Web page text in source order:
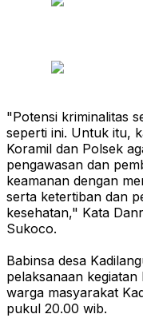
"Potensi kriminalitas
seperti ini. Untuk itu,
Koramil dan Polsek
pengawasan dan
keamanan dengan
serta ketertiban dan
kesehatan," Kata
Sukoco.
Babinsa desa
pelaksanaan
warga masyarakat
pukul 20.00 wib.